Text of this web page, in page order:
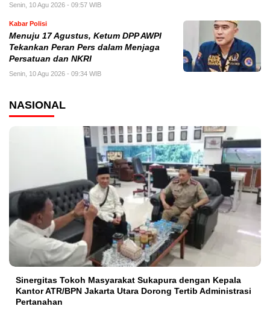
Senin, 10 Agu 2026 - 09:57 WIB
Kabar Polisi
Menuju 17 Agustus, Ketum DPP AWPI
Tekankan Peran Pers dalam Menjaga
Persatuan dan NKRI
Senin, 10 Agu 2026 - 09:34 WIB
NASIONAL
Sinergitas Tokoh Masyarakat Sukapura dengan Kepala
Kantor ATR/BPN Jakarta Utara Dorong Tertib Administrasi
Pertanahan